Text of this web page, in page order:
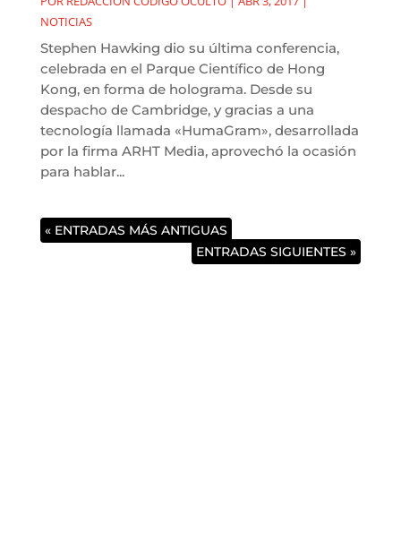
NOTICIAS
Stephen Hawking dio su última conferencia,
celebrada en el Parque Científico de Hong
Kong, en forma de holograma. Desde su
despacho de Cambridge, y gracias a una
tecnología llamada «HumaGram», desarrollada
por la firma ARHT Media, aprovechó la ocasión
para hablar...
« ENTRADAS MÁS ANTIGUAS
ENTRADAS SIGUIENTES »